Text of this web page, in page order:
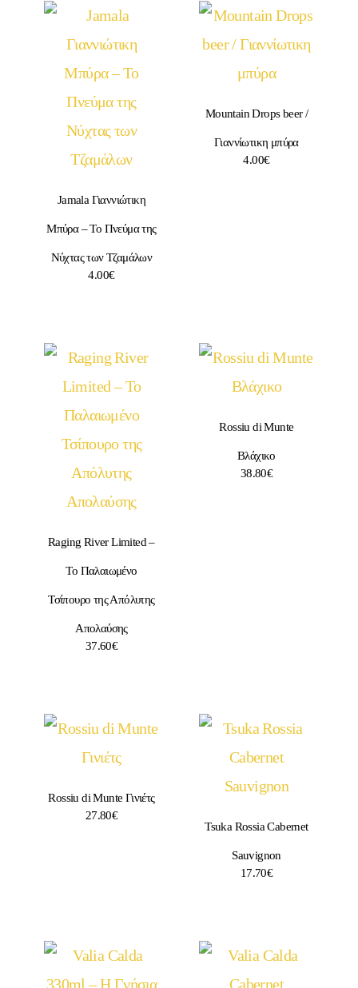
Jamala Γιαννιώτικη
Μπύρα – Το Πνεύμα της
Νύχτας των Τζαμάλων
4.00€
Mountain Drops beer /
Γιαννίωτικη μπύρα
4.00€
Raging River Limited –
Το Παλαιωμένο
Τσίπουρο της Απόλυτης
Απολαύσης
37.60€
Rossiu di Munte
Βλάχικο
38.80€
Rossiu di Munte Γινιέτς
27.80€
Tsuka Rossia Cabernet
Sauvignon
17.70€